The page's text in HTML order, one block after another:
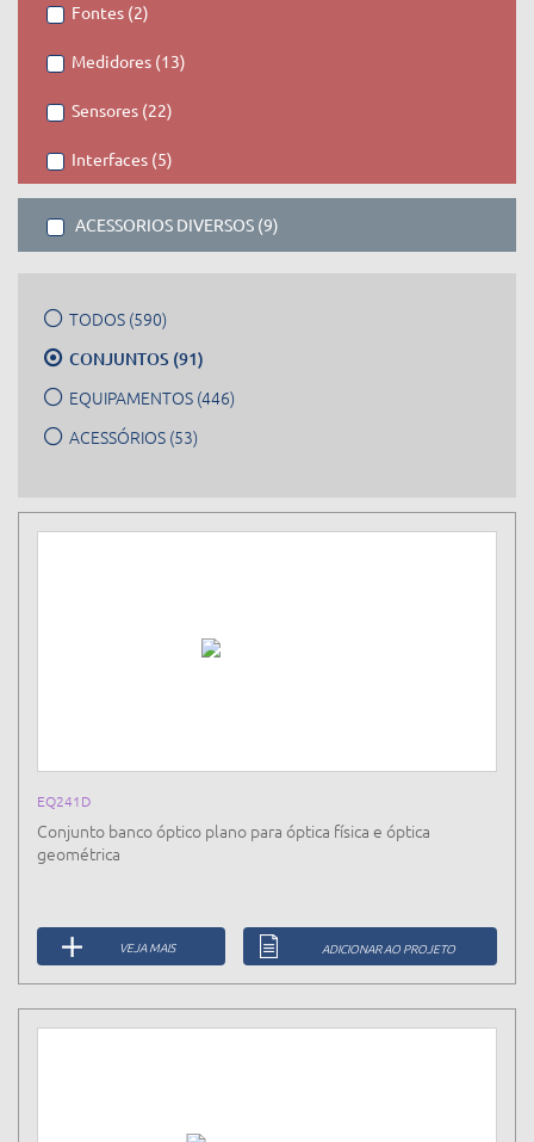
Fontes (2)
Medidores (13)
Sensores (22)
Interfaces (5)
ACESSORIOS DIVERSOS (9)
TODOS (590)
CONJUNTOS (91)
EQUIPAMENTOS (446)
ACESSÓRIOS (53)
EQ241D
Conjunto banco óptico plano para óptica física e óptica
geométrica
VEJA MAIS ADICIONAR AO PROJETO